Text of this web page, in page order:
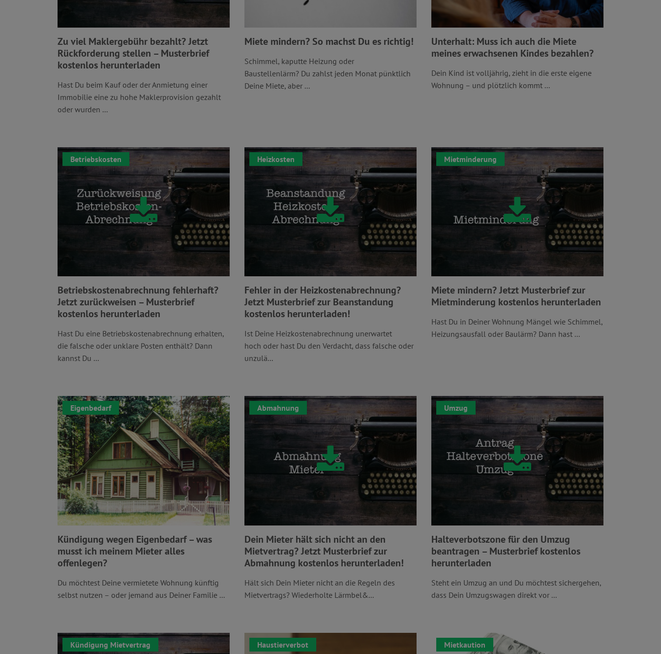
Zu viel Maklergebühr bezahlt? Jetzt
Rückforderung stellen – Musterbrief
kostenlos herunterladen
Hast Du beim Kauf oder der Anmietung einer
Immobilie eine zu hohe Maklerprovision gezahlt
oder wurden ...
Miete mindern? So machst Du es richtig!
Schimmel, kaputte Heizung oder
Baustellenlärm? Du zahlst jeden Monat pünktlich
Deine Miete, aber ...
Unterhalt: Muss ich auch die Miete
meines erwachsenen Kindes bezahlen?
Dein Kind ist volljährig, zieht in die erste eigene
Wohnung – und plötzlich kommt ...
Betriebskosten
Betriebskostenabrechnung fehlerhaft?
Jetzt zurückweisen – Musterbrief
kostenlos herunterladen
Hast Du eine Betriebskostenabrechnung erhalten,
die falsche oder unklare Posten enthält? Dann
kannst Du ...
Heizkosten
Fehler in der Heizkostenabrechnung?
Jetzt Musterbrief zur Beanstandung
kostenlos herunterladen!
Ist Deine Heizkostenabrechnung unerwartet
hoch oder hast Du den Verdacht, dass falsche oder
unzulä...
Mietminderung
Miete mindern? Jetzt Musterbrief zur
Mietminderung kostenlos herunterladen
Hast Du in Deiner Wohnung Mängel wie Schimmel,
Heizungsausfall oder Baulärm? Dann hast ...
Eigenbedarf
Kündigung wegen Eigenbedarf – was
musst ich meinem Mieter alles
offenlegen?
Du möchtest Deine vermietete Wohnung künftig
selbst nutzen – oder jemand aus Deiner Familie ...
Abmahnung
Dein Mieter hält sich nicht an den
Mietvertrag? Jetzt Musterbrief zur
Abmahnung kostenlos herunterladen!
Hält sich Dein Mieter nicht an die Regeln des
Mietvertrags? Wiederholte Lärmbel&...
Umzug
Halteverbotszone für den Umzug
beantragen – Musterbrief kostenlos
herunterladen
Steht ein Umzug an und Du möchtest sichergehen,
dass Dein Umzugswagen direkt vor ...
Kündigung Mietvertrag Haustierverbot Mietkaution